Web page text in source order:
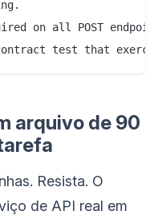
on all POST
arquivo de 90
Resista. O
de API real em